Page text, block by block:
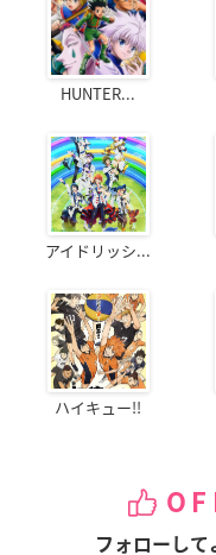
HUNTER...
アイドリッシ...
ハイキュー!!
フォローして